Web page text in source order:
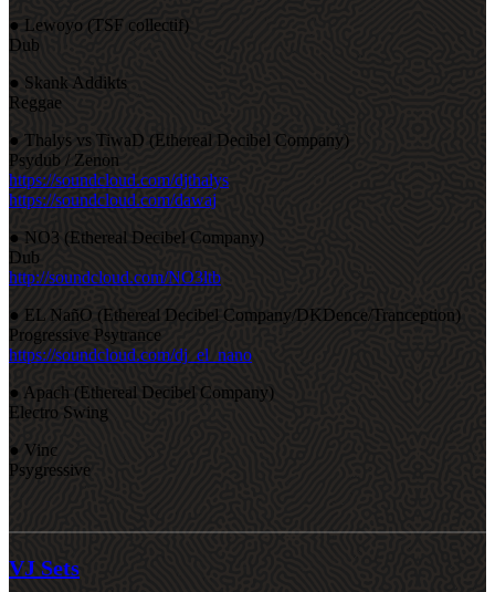
● Lewoyo (TSF collectif)
Dub
● Skank Addikts
Reggae
● Thalys vs TiwaD (Ethereal Decibel Company)
Psydub / Zenon
https://soundcloud.com/djthalys
https://soundcloud.com/dawaj
● NO3 (Ethereal Decibel Company)
Dub
http://soundcloud.com/NO3ltb
● EL NañO (Ethereal Decibel Company/DKDence/Tranception)
Progressive Psytrance
https://soundcloud.com/dj_el_nano
● Apach (Ethereal Decibel Company)
Electro Swing
● Vinc
Psygressive
VJ Sets